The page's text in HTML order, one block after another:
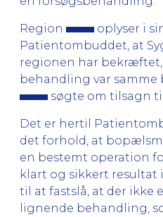
Region
oplyser i
Patientombuddet, at
regionen har
behandling var samme
søgte om tilsagn
Det er hertil
det forhold, at
en bestemt operation
klart og sikkert resultat
til at fastslå, at der ikke
lignende behandling,